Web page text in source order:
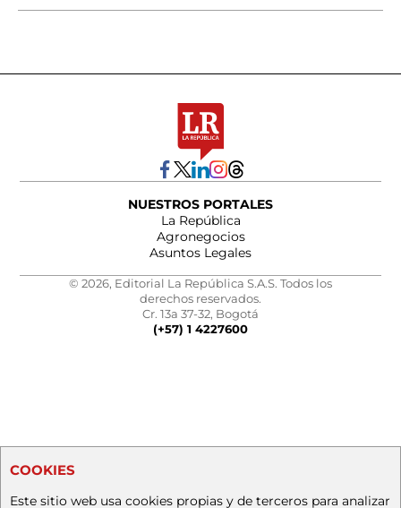
NUESTROS PORTALES
La República
Agronegocios
Asuntos Legales
© 2026, Editorial La República S.A.S. Todos los
derechos reservados.
Cr. 13a 37-32, Bogotá
(+57) 1 4227600
COOKIES
Este sitio web usa cookies propias y de terceros para analizar